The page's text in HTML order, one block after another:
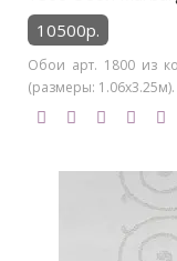
10500р.
Обои арт. 1800 из
(размеры: